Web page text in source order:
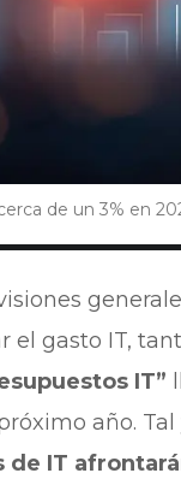
de un 3% en
el gasto IT,
IT”
año.
de IT